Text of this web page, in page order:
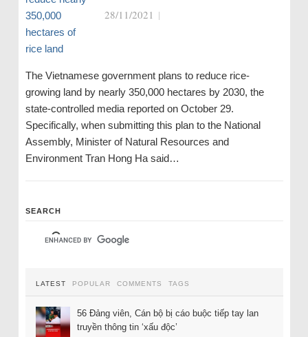
28/11/2021 |
The Vietnamese government plans to reduce rice-
growing land by nearly 350,000 hectares by 2030, the
state-controlled media reported on October 29.
Specifically, when submitting this plan to the National
Assembly, Minister of Natural Resources and
Environment Tran Hong Ha said…
SEARCH
LATEST POPULAR COMMENTS TAGS
56 Đảng viên, Cán bộ bị cáo buộc tiếp tay lan
truyền thông tin ‘xấu độc’